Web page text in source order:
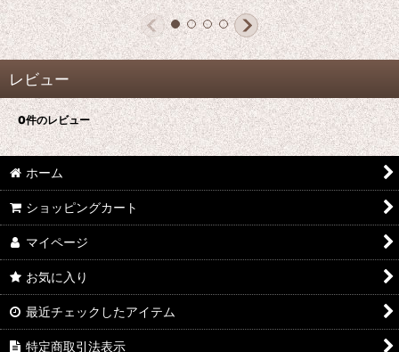
レビュー
0件のレビュー
ホーム
ショッピングカート
マイページ
お気に入り
最近チェックしたアイテム
特定商取引法表示